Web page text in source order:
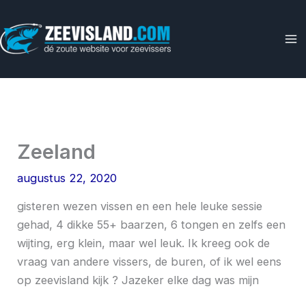
naar
de
Zeeland
augustus 22, 2020
gisteren wezen vissen en een hele leuke sessie
gehad, 4 dikke 55+ baarzen, 6 tongen en zelfs een
wijting, erg klein, maar wel leuk. Ik kreeg ook de
vraag van andere vissers, de buren, of ik wel eens
op zeevisland kijk ? Jazeker elke dag was mijn